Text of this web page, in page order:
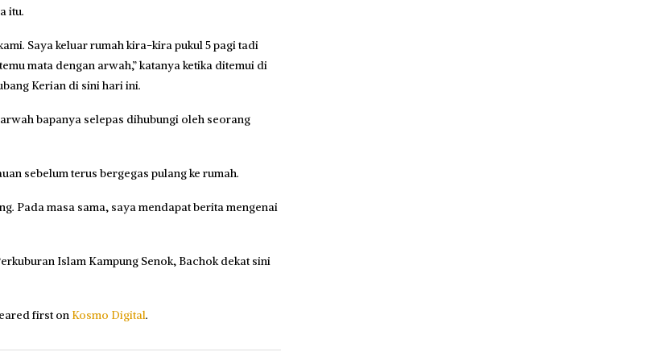
itu.
Saya keluar rumah kira-kira pukul 5 pagi tadi
mata dengan arwah,” katanya ketika ditemui di
Kerian di sini hari ini.
bapanya selepas dihubungi oleh seorang
sebelum terus bergegas pulang ke rumah.
Pada masa sama, saya mendapat berita mengenai
Islam Kampung Senok, Bachok dekat sini
first on Kosmo Digital.